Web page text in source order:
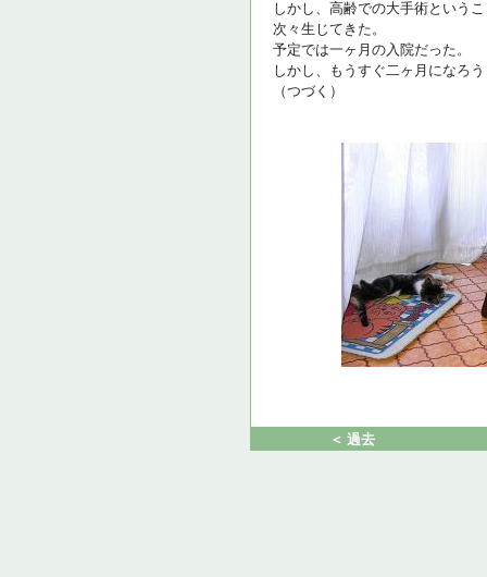
しかし、高齢での大手術という
次々生じてきた。
予定では一ヶ月の入院だった。
しかし、もうすぐ二ヶ月になろ
（つづく）
＜ 過去